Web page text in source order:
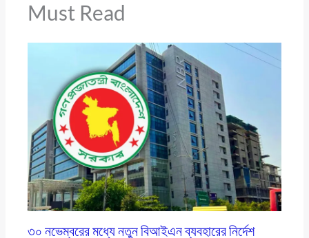
Must Read
৩০ নভেম্বরের মধ্যে নতুন বিআইএন ব্যবহারের নির্দেশ